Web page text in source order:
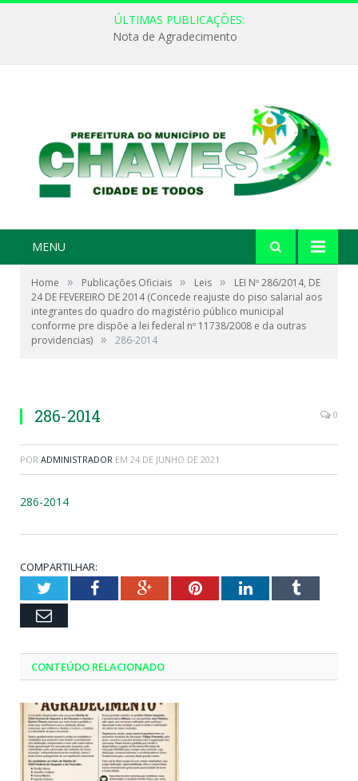
ÚLTIMAS PUBLICAÇÕES:
Nota de Agradecimento
MENU
Home » Publicações Oficiais » Leis »
LEI Nº 286/2014, DE
24 DE FEVEREIRO DE 2014 (Concede reajuste do piso salarial aos
integrantes do quadro do magistério público municipal
conforme pre dispõe a lei federal nº 11738/2008 e da outras
providencias) » 286-2014
286-2014 0
POR ADMINISTRADOR EM 24 DE JUNHO DE 2021
286-2014
COMPARTILHAR:
TwitterFacebookGoogle+PinterestLinkedInTumblr
Email
CONTEÚDO RELACIONADO